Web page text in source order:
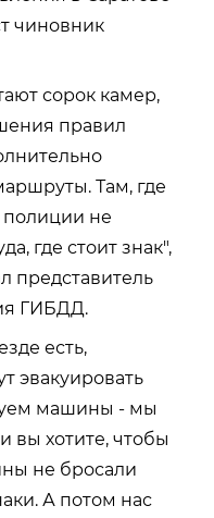
чиновник
сорок камер,
правил
Там, где
полиции не
где стоит знак",
представитель
ГИБДД.
есть,
эвакуировать
машины - мы
вы хотите, чтобы
не бросали
А потом нас